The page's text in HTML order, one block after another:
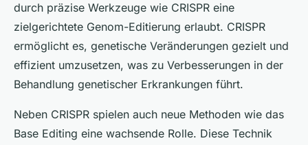
durch präzise Werkzeuge wie CRISPR eine
zielgerichtete Genom-Editierung erlaubt. CRISPR
ermöglicht es, genetische Veränderungen gezielt und
effizient umzusetzen, was zu Verbesserungen in der
Behandlung genetischer Erkrankungen führt.
Neben CRISPR spielen auch neue Methoden wie das
Base Editing eine wachsende Rolle. Diese Technik